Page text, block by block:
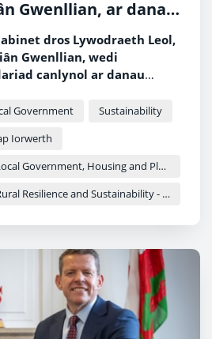
Gwenllian, ar danau
dros Lywodraeth Leol,
Gwenllian, wedi
canlynol ar danau
Government
Sustainability
Iorwerth
Cabinet Minister for Local Government, Housing and Planning - Siân Gwenllian
Cabinet Minister for Rural Resilience and Sustainability - Llyr Gruffydd